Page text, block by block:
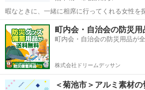
暇なときに、一緒に相席に行ってくれる女性を
熊本 熊本市 熊本城・市役所前駅
町内会・自治会の防災
町内会・自治会の防災用品が
株式会社ドリームデッサン
＜菊池市＞アルミ素材